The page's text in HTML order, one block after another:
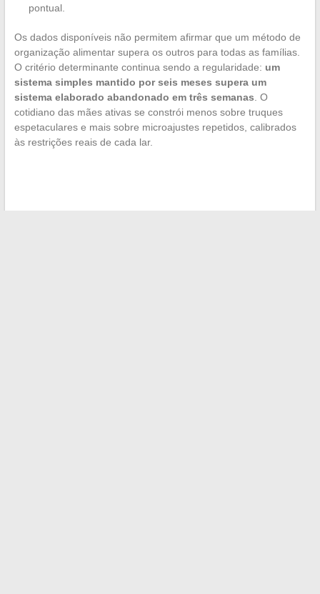
pontual.
Os dados disponíveis não permitem afirmar que um método de
organização alimentar supera os outros para todas as famílias.
O critério determinante continua sendo a regularidade: um
sistema simples mantido por seis meses supera um
sistema elaborado abandonado em três semanas. O
cotidiano das mães ativas se constrói menos sobre truques
espetaculares e mais sobre microajustes repetidos, calibrados
às restrições reais de cada lar.